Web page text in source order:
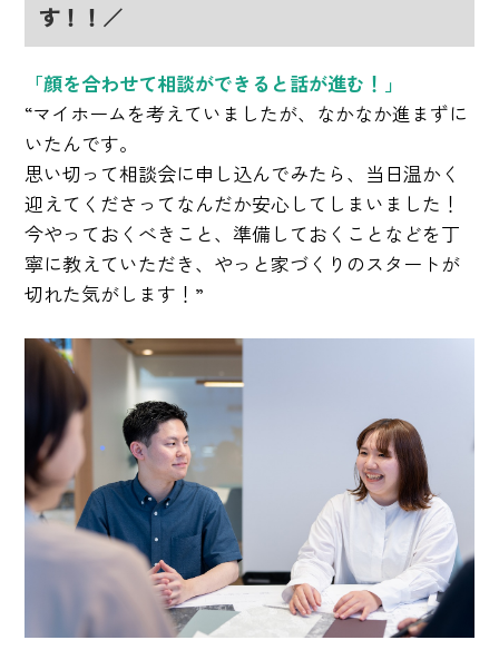
す！！／
「顔を合わせて相談ができると話が進む！」
“マイホームを考えていましたが、なかなか進まずに
いたんです。
思い切って相談会に申し込んでみたら、当日温かく
迎えてくださってなんだか安心してしまいました！
今やっておくべきこと、準備しておくことなどを丁
寧に教えていただき、やっと家づくりのスタートが
切れた気がします！”